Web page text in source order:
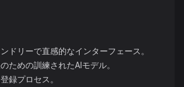
ドリーで直感的なインターフェース。
ための訓練されたAIモデル。
録プロセス。